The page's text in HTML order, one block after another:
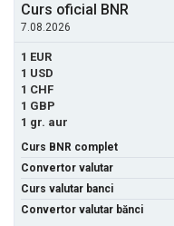
Curs oficial BNR
7.08.2026
1 EUR
1 USD
1 CHF
1 GBP
1 gr. aur
Curs BNR complet
Convertor valutar
Curs valutar banci
Convertor valutar bănci